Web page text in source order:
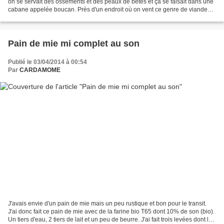
cabane appelée boucan. Près d'un endroit où on vent ce genre de viande
Pain de mie mi complet au son
Publié le 03/04/2014 à 00:54
Par CARDAMOME
J'avais envie d'un pain de mie mais un peu rustique et bon pour le transit.
J'ai donc fait ce pain de mie avec de la farine bio T65 dont 10% de son (bio).
Un tiers d'eau, 2 tiers de lait et un peu de beurre. J'ai fait trois levées dont la